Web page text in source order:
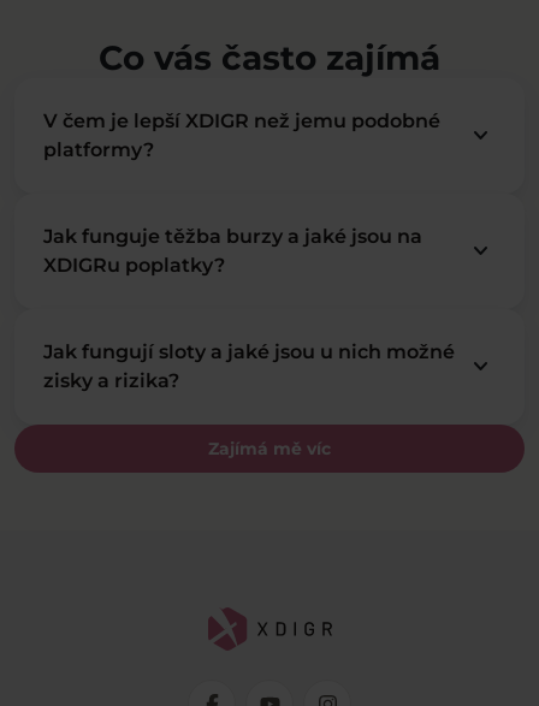
Co vás často zajímá
Zajímá mě víc
V čem je lepší XDIGR než jemu podobné
platformy?
keyboard_arrow_down
Jak funguje těžba burzy a jaké jsou na
XDIGRu poplatky?
keyboard_arrow_down
Jak fungují sloty a jaké jsou u nich možné
zisky a rizika?
keyboard_arrow_down